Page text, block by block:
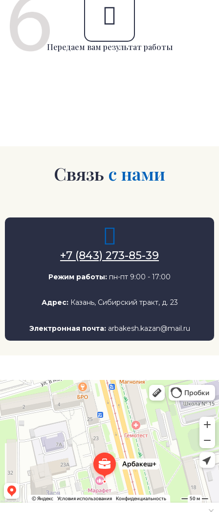
Передаем вам результат работы
Связь с нами
+7 (843) 273-85-39
Режим работы: пн-пт 9:00 - 17:00
Адрес: Казань, Сибирский тракт, д. 23
Электронная почта: arbakesh.kazan@mail.ru